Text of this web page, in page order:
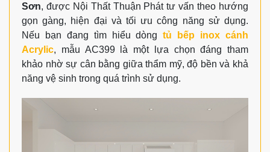
Sơn, được Nội Thất Thuận Phát tư vấn theo hướng
gọn gàng, hiện đại và tối ưu công năng sử dụng.
Nếu bạn đang tìm hiểu dòngtủ bếp inox cánh
Acrylic, mẫu AC399 là một lựa chọn đáng tham
khảo nhờ sự cân bằng giữa thẩm mỹ, độ bền và khả
năng vệ sinh trong quá trình sử dụng.